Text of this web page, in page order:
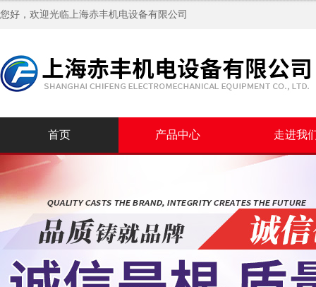
您好，欢迎光临上海赤丰机电设备有限公司
首页 产品中心 走进我